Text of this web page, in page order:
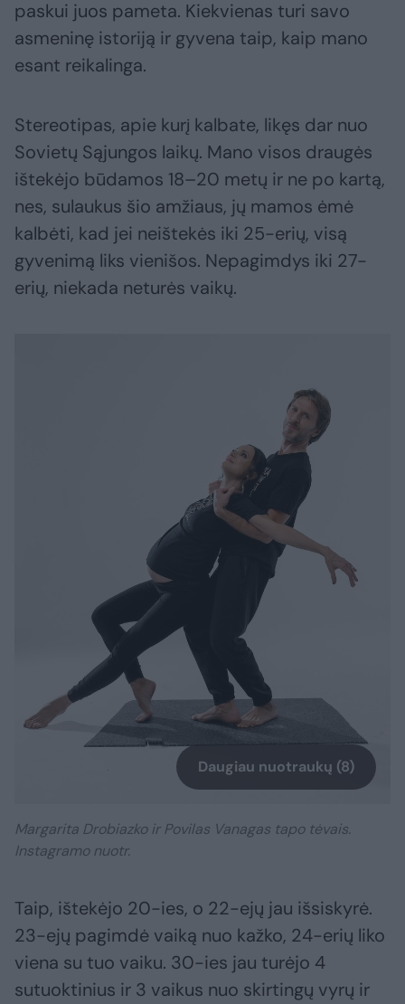
paskui juos pameta. Kiekvienas turi savo
asmeninę istoriją ir gyvena taip, kaip mano
esant reikalinga.
Stereotipas, apie kurį kalbate, likęs dar nuo
Sovietų Sąjungos laikų. Mano visos draugės
ištekėjo būdamos 18–20 metų ir ne po kartą,
nes, sulaukus šio amžiaus, jų mamos ėmė
kalbėti, kad jei neištekės iki 25-erių, visą
gyvenimą liks vienišos. Nepagimdys iki 27-
erių, niekada neturės vaikų.
Daugiau nuotraukų (8)
Margarita Drobiazko ir Povilas Vanagas tapo tėvais.
Instagramo nuotr.
Taip, ištekėjo 20-ies, o 22-ejų jau išsiskyrė.
23-ejų pagimdė vaiką nuo kažko, 24-erių liko
viena su tuo vaiku. 30-ies jau turėjo 4
sutuoktinius ir 3 vaikus nuo skirtingų vyrų ir